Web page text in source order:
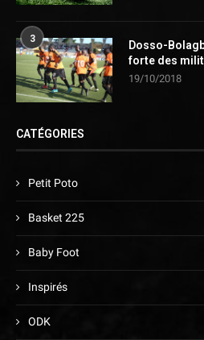
3
Dosso-
forte des
19/10/2018
CATÉGORIES
Petit Poto
Basket 225
Baby Foot
Inspirés
ODK